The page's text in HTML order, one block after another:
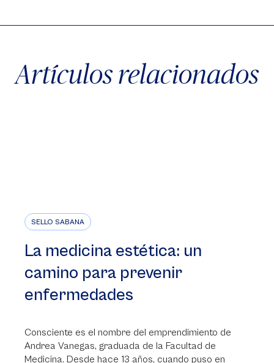
Artículos relacionados
SELLO SABANA
La medicina estética: un
camino para prevenir
enfermedades
Consciente es el nombre del emprendimiento de
Andrea Vanegas, graduada de la Facultad de
Medicina. Desde hace 13 años, cuando puso en